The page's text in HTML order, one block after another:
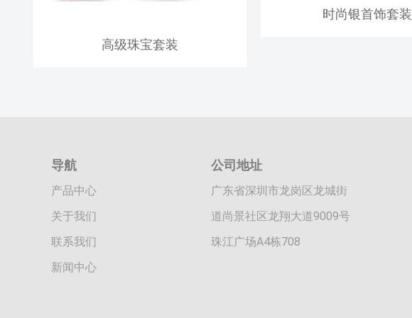
高级珠宝套装
时尚银首饰套装
导航
产品中心
关于我们
联系我们
新闻中心
公司地址
广东省深圳市龙岗区龙城街
道尚景社区龙翔大道9009号
珠江广场A4栋708